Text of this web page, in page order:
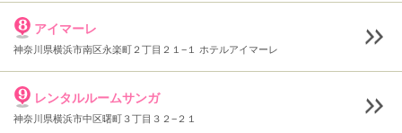
アイマーレ
神奈川県横浜市南区永楽町２丁目２１−１ ホテルアイマーレ
レンタルルームサンガ
神奈川県横浜市中区曙町３丁目３２−２１